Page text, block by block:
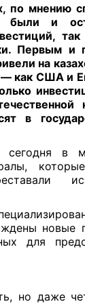
по мнению
были и
Первым и
на
— как США и
в
в
новые
для
но даже